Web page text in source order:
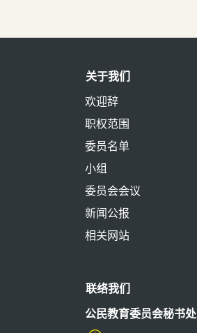
关于我们
欢迎辞
职权范围
委员名单
小组
委员会会议
新闻公报
相关网站
联络我们
公民教育委员会秘书处